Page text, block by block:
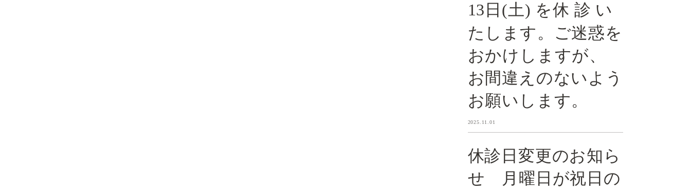
13日(土) を休 診 い
たします。ご迷惑を
おかけしますが、
お間違えのないよう
お願いします。
2025.11.01
休診日変更のお知ら
せ 月曜日が祝日の